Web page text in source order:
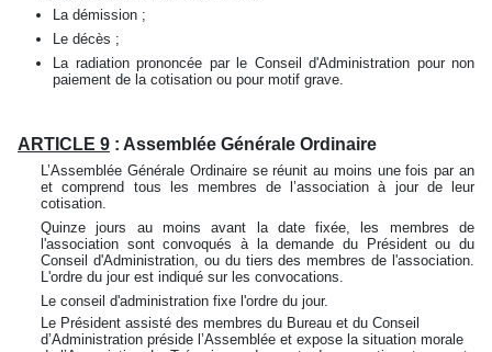
La démission ;
Le décès ;
La radiation prononcée par le Conseil d'Administration pour non
paiement de la cotisation ou pour motif grave.
ARTICLE 9 : Assemblée Générale Ordinaire
L’Assemblée Générale Ordinaire se réunit au moins une fois par an
et comprend tous les membres de l’association à jour de leur
cotisation.
Quinze jours au moins avant la date fixée, les membres de
l'association sont convoqués à la demande du Président ou du
Conseil d'Administration, ou du tiers des membres de l'association.
L'ordre du jour est indiqué sur les convocations.
Le conseil d'administration fixe l'ordre du jour.
Le Président assisté des membres du Bureau et du Conseil
d’Administration préside l’Assemblée et expose la situation morale